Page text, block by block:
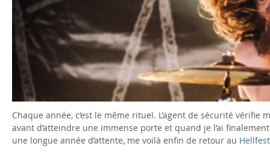
Chaque année, c’est le même rituel. L’agent de sécurité
avant d’atteindre une immense porte et quand je l’ai
une longue année d’attente, me voilà enfin de retour au Hellfest